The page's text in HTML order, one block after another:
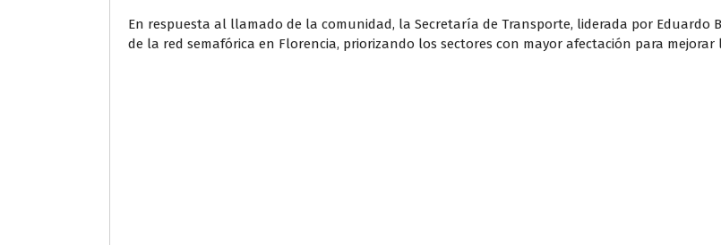
En respuesta al llamado de la comunidad, la Secretaría de Transporte, liderada por Eduardo
de la red semafórica en Florencia, priorizando los sectores con mayor afectación para